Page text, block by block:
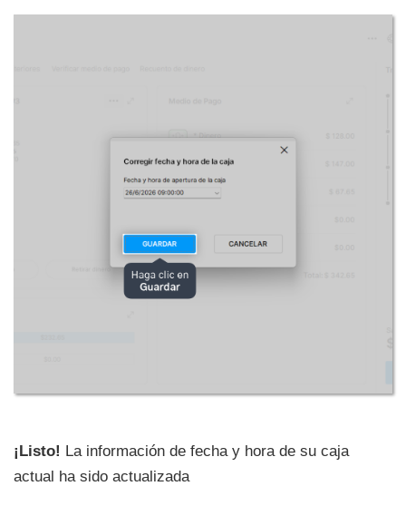
¡Listo! La información de fecha y hora de su caja
actual ha sido actualizada